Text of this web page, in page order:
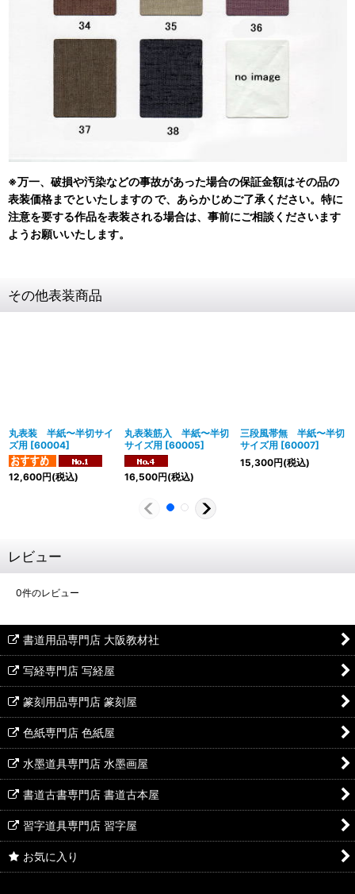
※万一、破損や汚染などの事故があった場合の保証金額はその品の
表装価格までといたしますの で、あらかじめご了承ください。特に
注意を要する作品を表装される場合は、事前にご相談くださいます
ようお願いいたします。
その他表装商品
丸表装 半紙〜半切サイ
ズ用 [60004]
12,600円(税込)
丸表装筋入 半紙〜半切
サイズ用 [60005]
16,500円(税込)
三段風帯無 半紙〜半切
サイズ用 [60007]
15,300円(税込)
レビュー
0件のレビュー
書道用品専門店 大阪教材社
写経専門店 写経屋
篆刻用品専門店 篆刻屋
色紙専門店 色紙屋
水墨道具専門店 水墨画屋
書道古書専門店 書道古本屋
習字道具専門店 習字屋
お気に入り